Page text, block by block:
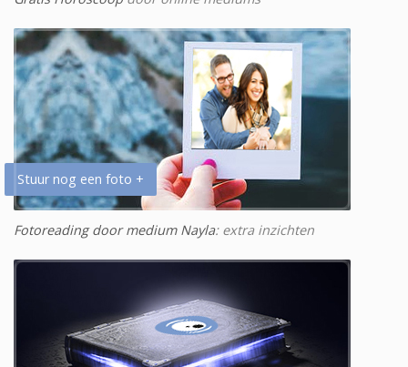
Stuur nog een foto +
Fotoreading door medium Nayla: extra inzichten